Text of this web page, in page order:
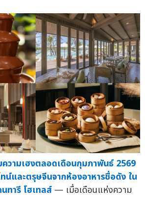
วามเฮงตลอดเดือนกุมภาพันธ์ 2569
ทน์และตรุษจีนจากห้องอาหารชื่อดัง ใน
ทารี โฮเทลส์ — เมื่อเดือนแห่งความ